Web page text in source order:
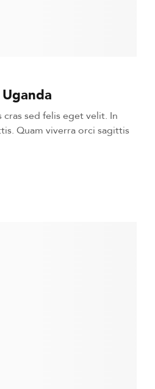
sed felis eget velit. In
Quam viverra orci sagittis